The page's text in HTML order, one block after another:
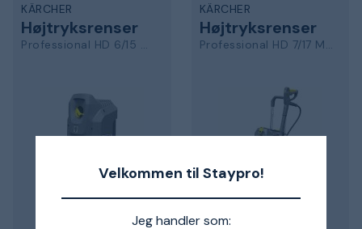
Velkommen til Staypro!
Jeg handler som:
KÄRCHER
Højtryksrenser
Professional HD 6/15 M ST
KÄRCHER
Højtryksrenser
Professional HD 7/17 M Plus